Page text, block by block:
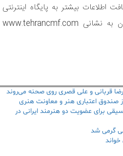
اطلاعات بیشتر به پایگاه اینترنتی
فستیوال موسیقی معاصر تهران به نشانی www.tehrancmf.com
قربانی و علی قصری روی صحنه می‌روند
صندوق اعتباری هنر و معاونت هنری
برای عضویت دو هنرمند ایرانی در
گرمی شد